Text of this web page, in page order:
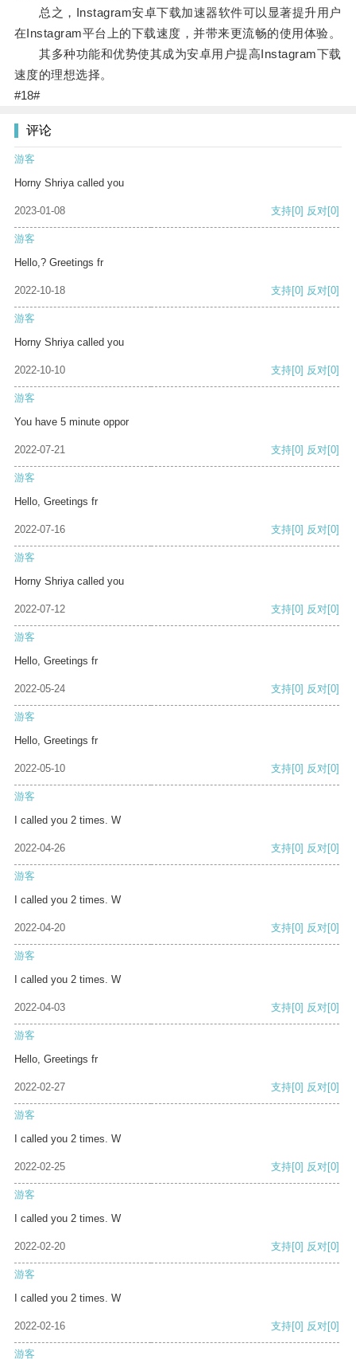
总之，Instagram安卓下载加速器软件可以显著提升用户
在Instagram平台上的下载速度，并带来更流畅的使用体验。
其多种功能和优势使其成为安卓用户提高Instagram下载
速度的理想选择。
#18#
评论
游客
Horny Shriya called you
2023-01-08 支持[0] 反对[0]
游客
Hello,? Greetings fr
2022-10-18 支持[0] 反对[0]
游客
Horny Shriya called you
2022-10-10 支持[0] 反对[0]
游客
You have 5 minute oppor
2022-07-21 支持[0] 反对[0]
游客
Hello, Greetings fr
2022-07-16 支持[0] 反对[0]
游客
Horny Shriya called you
2022-07-12 支持[0] 反对[0]
游客
Hello, Greetings fr
2022-05-24 支持[0] 反对[0]
游客
Hello, Greetings fr
2022-05-10 支持[0] 反对[0]
游客
I called you 2 times. W
2022-04-26 支持[0] 反对[0]
游客
I called you 2 times. W
2022-04-20 支持[0] 反对[0]
游客
I called you 2 times. W
2022-04-03 支持[0] 反对[0]
游客
Hello, Greetings fr
2022-02-27 支持[0] 反对[0]
游客
I called you 2 times. W
2022-02-25 支持[0] 反对[0]
游客
I called you 2 times. W
2022-02-20 支持[0] 反对[0]
游客
I called you 2 times. W
2022-02-16 支持[0] 反对[0]
游客